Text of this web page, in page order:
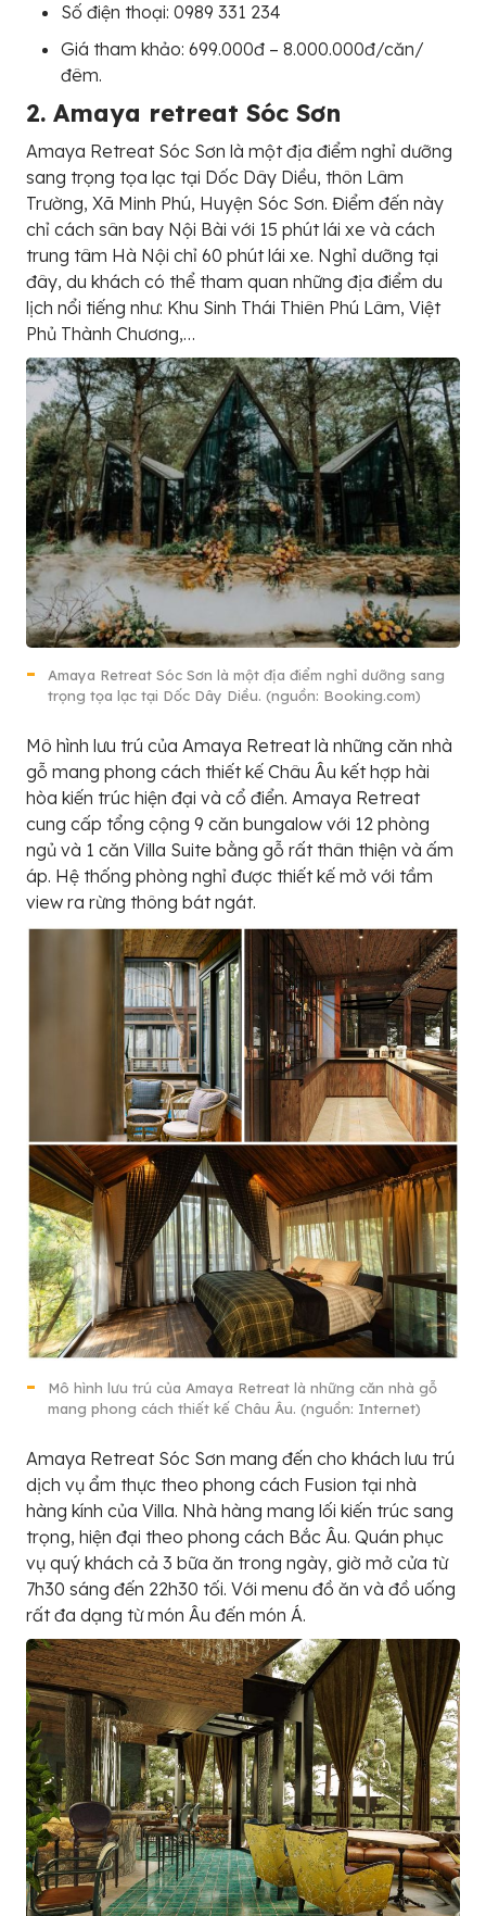
Số điện thoại: 0989 331 234
Giá tham khảo: 699.000đ – 8.000.000đ/căn/
đêm.
2. Amaya retreat Sóc Sơn
Amaya Retreat Sóc Sơn là một địa điểm nghỉ dưỡng
sang trọng tọa lạc tại Dốc Dây Diều, thôn Lâm
Trường, Xã Minh Phú, Huyện Sóc Sơn. Điểm đến này
chỉ cách sân bay Nội Bài với 15 phút lái xe và cách
trung tâm Hà Nội chỉ 60 phút lái xe. Nghỉ dưỡng tại
đây, du khách có thể tham quan những địa điểm du
lịch nổi tiếng như: Khu Sinh Thái Thiên Phú Lâm, Việt
Phủ Thành Chương,…
Amaya Retreat Sóc Sơn là một địa điểm nghỉ dưỡng sang
trọng tọa lạc tại Dốc Dây Diều. (nguồn: Booking.com)
Mô hình lưu trú của Amaya Retreat là những căn nhà
gỗ mang phong cách thiết kế Châu Âu kết hợp hài
hòa kiến trúc hiện đại và cổ điển. Amaya Retreat
cung cấp tổng cộng 9 căn bungalow với 12 phòng
ngủ và 1 căn Villa Suite bằng gỗ rất thân thiện và ấm
áp. Hệ thống phòng nghỉ được thiết kế mở với tầm
view ra rừng thông bát ngát.
Mô hình lưu trú của Amaya Retreat là những căn nhà gỗ
mang phong cách thiết kế Châu Âu. (nguồn: Internet)
Amaya Retreat Sóc Sơn mang đến cho khách lưu trú
dịch vụ ẩm thực theo phong cách Fusion tại nhà
hàng kính của Villa. Nhà hàng mang lối kiến trúc sang
trọng, hiện đại theo phong cách Bắc Âu. Quán phục
vụ quý khách cả 3 bữa ăn trong ngày, giờ mở cửa từ
7h30 sáng đến 22h30 tối. Với menu đồ ăn và đồ uống
rất đa dạng từ món Âu đến món Á.